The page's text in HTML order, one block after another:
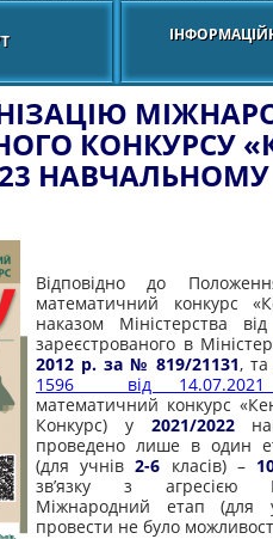
КОНКУРСУ
НАВЧАЛЬНОМУ
Відповідно до
математичний конкурс
наказом Міністерства від
зареєстрованого в
2012 р. за № 819/21131, та
1596 від 14.07.2021
математичний конкурс
Конкурс) у 2021/2022
проведено лише в один
(для учнів2-6 класів) –
зв’язку з агресією
Міжнародний етап (для
провести не було